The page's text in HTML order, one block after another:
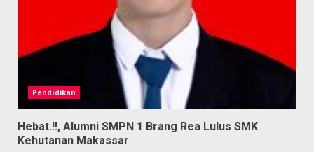
Pendidikan
Hebat.!!, Alumni SMPN 1 Brang Rea Lulus SMK
Kehutanan Makassar